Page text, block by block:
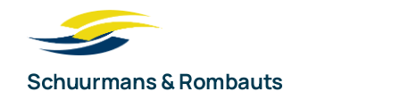
Schuurmans & Rombauts